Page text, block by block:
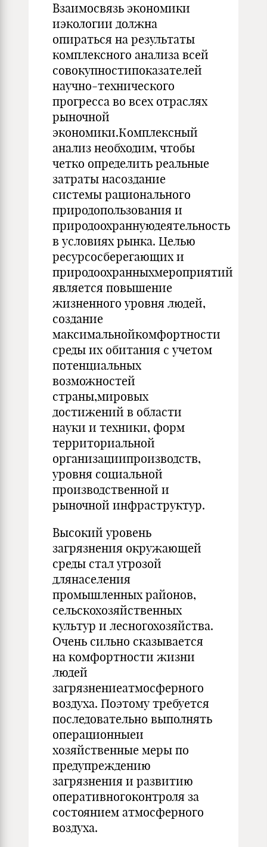
Взаимосвязь экономики
иэкологии должна
опираться на результаты
комплексного анализа всей
совокупностипоказателей
научно-технического
прогресса во всех отраслях
рыночной
экономики.Комплексный
анализ необходим, чтобы
четко определить реальные
затраты насоздание
системы рационального
природопользования и
природоохраннуюдеятельность
в условиях рынка. Целью
ресурсосберегающих и
природоохранныхмероприятий
является повышение
жизненного уровня людей,
создание
максимальнойкомфортности
среды их обитания с учетом
потенциальных
возможностей
страны,мировых
достижений в области
науки и техники, форм
территориальной
организациипроизводств,
уровня социальной
производственной и
рыночной инфраструктур.
Высокий уровень
загрязнения окружающей
среды стал угрозой
длянаселения
промышленных районов,
сельскохозяйственных
культур и лесногохозяйства.
Очень сильно сказывается
на комфортности жизни
людей
загрязнениеатмосферного
воздуха. Поэтому требуется
последовательно выполнять
операционныеи
хозяйственные меры по
предупреждению
загрязнения и развитию
оперативногоконтроля за
состоянием атмосферного
воздуха.